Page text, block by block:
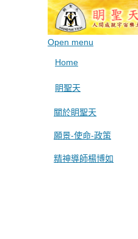
Open menu
Home
眀聖天
關於眀聖天
願景-使命-政策
精神導師楊博如